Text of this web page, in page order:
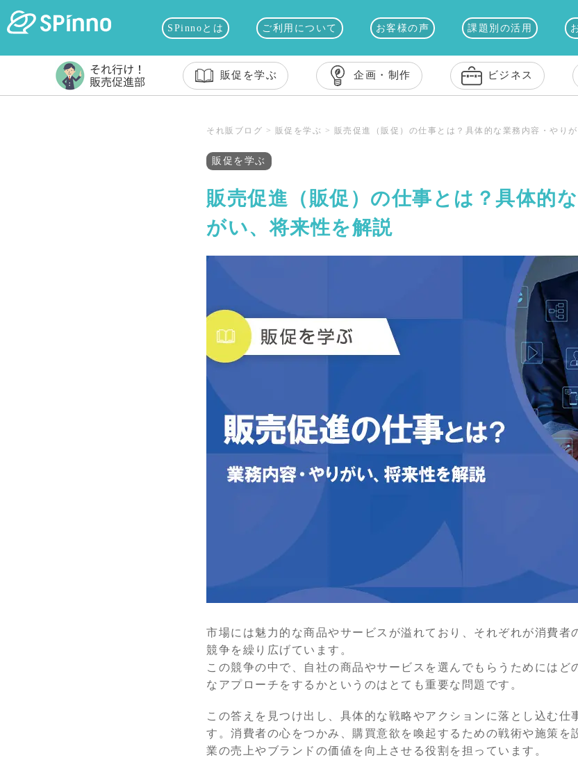
SPinnoとは ご利用について お客様の声 課題別の活用
販促を学ぶ 企画・制作 ビジネス
それ販ブログ > 販促を学ぶ > 販売促進（販促）の仕事とは？具体的な業務内容・やり
販促を学ぶ
販売促進（販促）の仕事とは？具体的
がい、将来性を解説
市場には魅力的な商品やサービスが溢れており、それぞれが消費者
競争を繰り広げています。
この競争の中で、自社の商品やサービスを選んでもらうためにはど
なアプローチをするかというのはとても重要な問題です。
この答えを見つけ出し、具体的な戦略やアクションに落とし込む仕
す。消費者の心をつかみ、購買意欲を喚起するための戦術や施策を
業の売上やブランドの価値を向上させる役割を担っています。